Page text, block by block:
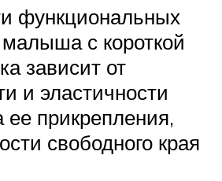
функциональных
с короткой
зависит от
и эластичности
ее прикрепления,
свободного края